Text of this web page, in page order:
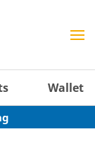
Wallet